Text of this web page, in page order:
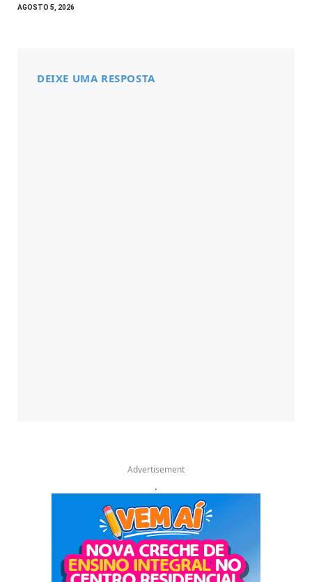
AGOSTO 5, 2026
DEIXE UMA RESPOSTA
Advertisement
.